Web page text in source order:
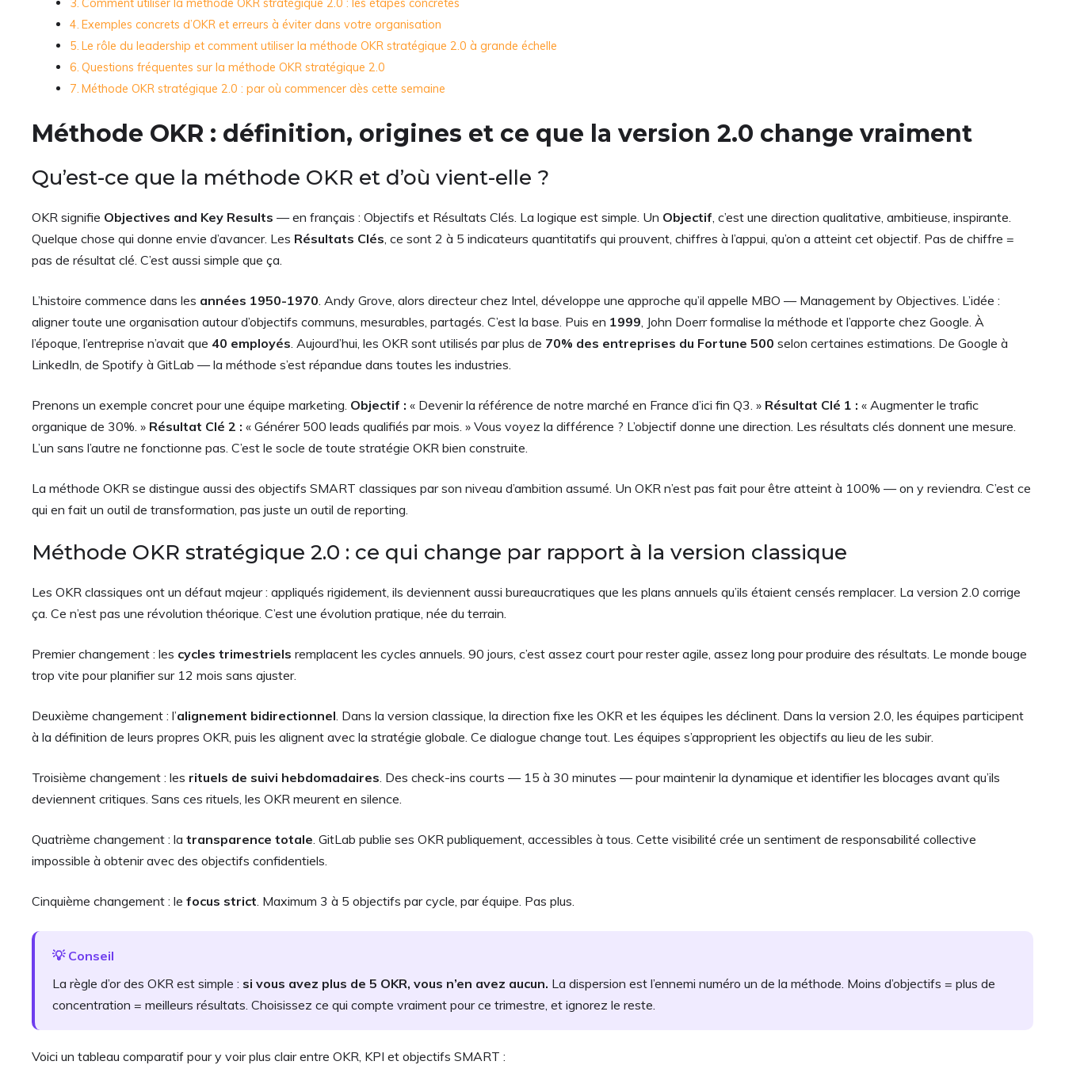
Exemples concrets d’OKR et erreurs à éviter dans votre organisation
Le rôle du leadership et comment utiliser la méthode OKR stratégique 2.0 à grande échelle
Questions fréquentes sur la méthode OKR stratégique 2.0
Méthode OKR stratégique 2.0 : par où commencer dès cette semaine
Méthode OKR : définition, origines et ce que la version 2.0 change vraiment
Qu’est-ce que la méthode OKR et d’où vient-elle ?
OKR signifie Objectives and Key Results — en français : Objectifs et Résultats Clés. La logique est simple. Un Objectif , c’est une direction qualitative, ambitieuse, inspirante.
Quelque chose qui donne envie d’avancer. Les Résultats Clés , ce sont 2 à 5 indicateurs quantitatifs qui prouvent, chiffres à l’appui, qu’on a atteint cet objectif. Pas de chiffre =
pas de résultat clé. C’est aussi simple que ça.
L’histoire commence dans les années 1950-1970 . Andy Grove, alors directeur chez Intel, développe une approche qu’il appelle MBO — Management by Objectives. L’idée :
aligner toute une organisation autour d’objectifs communs, mesurables, partagés. C’est la base. Puis en 1999 , John Doerr formalise la méthode et l’apporte chez Google. À
l’époque, l’entreprise n’avait que 40 employés . Aujourd’hui, les OKR sont utilisés par plus de 70% des entreprises du Fortune 500 selon certaines estimations. De Google à
LinkedIn, de Spotify à GitLab — la méthode s’est répandue dans toutes les industries.
Prenons un exemple concret pour une équipe marketing. Objectif : « Devenir la référence de notre marché en France d’ici fin Q3. » Résultat Clé 1 : « Augmenter le trafic
organique de 30%. » Résultat Clé 2 : « Générer 500 leads qualifiés par mois. » Vous voyez la différence ? L’objectif donne une direction. Les résultats clés donnent une mesure.
L’un sans l’autre ne fonctionne pas. C’est le socle de toute stratégie OKR bien construite.
La méthode OKR se distingue aussi des objectifs SMART classiques par son niveau d’ambition assumé. Un OKR n’est pas fait pour être atteint à 100% — on y reviendra. C’est ce
qui en fait un outil de transformation, pas juste un outil de reporting.
Méthode OKR stratégique 2.0 : ce qui change par rapport à la version classique
Les OKR classiques ont un défaut majeur : appliqués rigidement, ils deviennent aussi bureaucratiques que les plans annuels qu’ils étaient censés remplacer. La version 2.0 corrige
ça. Ce n’est pas une révolution théorique. C’est une évolution pratique, née du terrain.
Premier changement : les cycles trimestriels remplacent les cycles annuels. 90 jours, c’est assez court pour rester agile, assez long pour produire des résultats. Le monde bouge
trop vite pour planifier sur 12 mois sans ajuster.
Deuxième changement : l’alignement bidirectionnel . Dans la version classique, la direction fixe les OKR et les équipes les déclinent. Dans la version 2.0, les équipes participent
à la définition de leurs propres OKR, puis les alignent avec la stratégie globale. Ce dialogue change tout. Les équipes s’approprient les objectifs au lieu de les subir.
Troisième changement : les rituels de suivi hebdomadaires . Des check-ins courts — 15 à 30 minutes — pour maintenir la dynamique et identifier les blocages avant qu’ils
deviennent critiques. Sans ces rituels, les OKR meurent en silence.
Quatrième changement : la transparence totale . GitLab publie ses OKR publiquement, accessibles à tous. Cette visibilité crée un sentiment de responsabilité collective
impossible à obtenir avec des objectifs confidentiels.
Cinquième changement : le focus strict . Maximum 3 à 5 objectifs par cycle, par équipe. Pas plus.
💡 Conseil
La règle d’or des OKR est simple : si vous avez plus de 5 OKR, vous n’en avez aucun. La dispersion est l’ennemi numéro un de la méthode. Moins d’objectifs = plus de
concentration = meilleurs résultats. Choisissez ce qui compte vraiment pour ce trimestre, et ignorez le reste.
Voici un tableau comparatif pour y voir plus clair entre OKR, KPI et objectifs SMART :